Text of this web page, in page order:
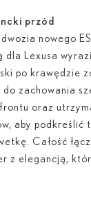
przód
nowego
dla Lexusa
po krawędzie
zachowania
oraz
aby podkreślić
Całość
z elegancją,